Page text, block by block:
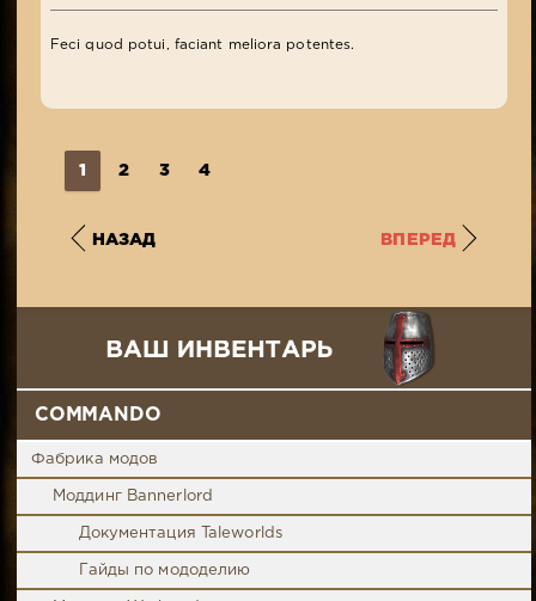
Feci quod potui, faciant meliora potentes.
1 2 3 4
НАЗАД ВПЕРЕД
COMMANDO
Фабрика модов
Моддинг Bannerlord
Документация Taleworlds
Гайды по мододелию